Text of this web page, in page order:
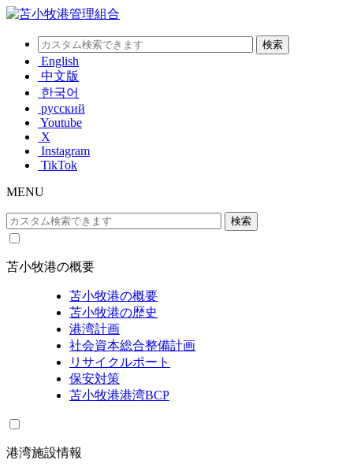
English
中文版
한국어
русский
Youtube
X
Instagram
TikTok
MENU
苫小牧港の概要
苫小牧港の概要
苫小牧港の歴史
港湾計画
社会資本総合整備計画
リサイクルポート
保安対策
苫小牧港港湾BCP
港湾施設情報